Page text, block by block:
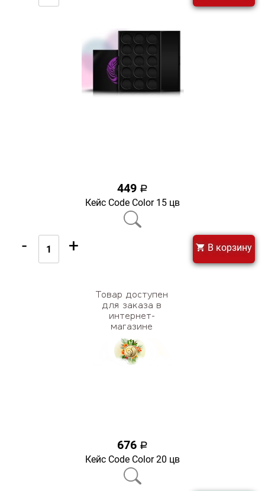
449 a
Кейс Code Color 15 цв
- + В корзину
676 a
Кейс Code Color 20 цв